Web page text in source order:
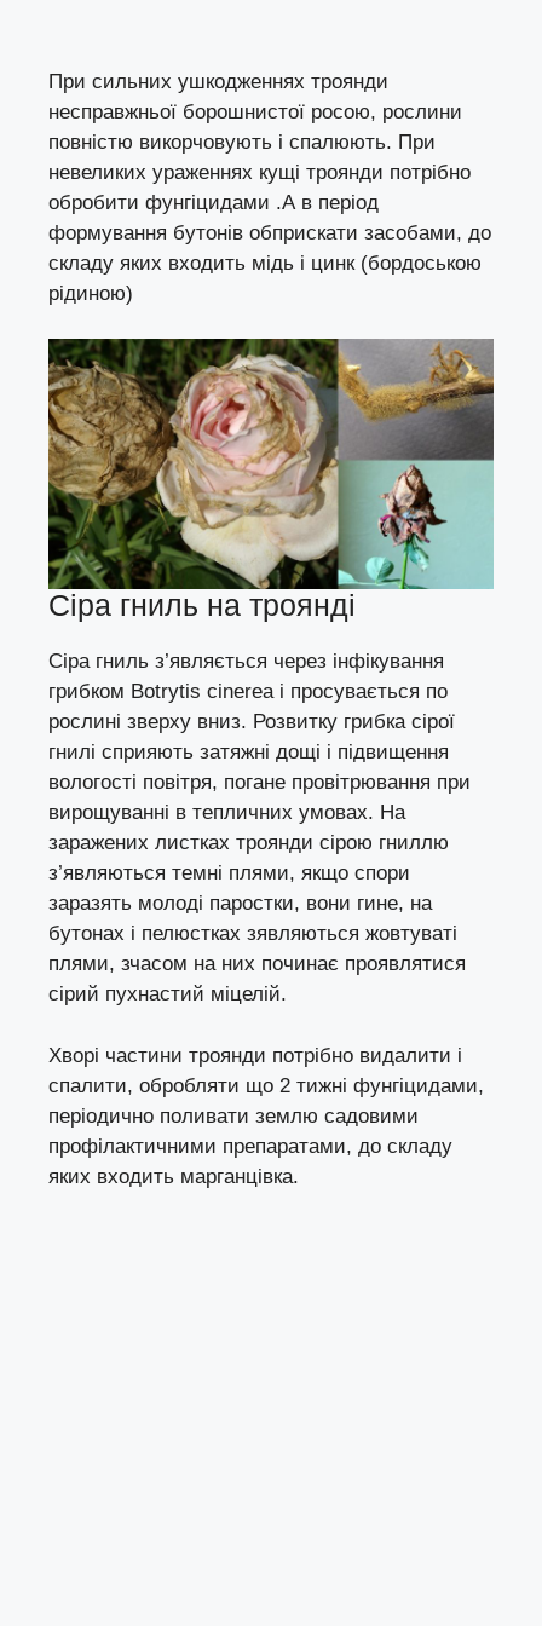
При сильних ушкодженнях троянди
несправжньої борошнистої росою, рослини
повністю викорчовують і спалюють. При
невеликих ураженнях кущі троянди потрібно
обробити фунгіцидами .А в період
формування бутонів обприскати засобами, до
складу яких входить мідь і цинк (бордоською
рідиною)
Сіра гниль на троянді
Сіра гниль з’являється через інфікування
грибком Botrytis cinerea і просувається по
рослині зверху вниз. Розвитку грибка сірої
гнилі сприяють затяжні дощі і підвищення
вологості повітря, погане провітрювання при
вирощуванні в тепличних умовах. На
заражених листках троянди сірою гниллю
з’являються темні плями, якщо спори
заразять молоді паростки, вони гине, на
бутонах і пелюстках зявляються жовтуваті
плями, зчасом на них починає проявлятися
сірий пухнастий міцелій.
Хворі частини троянди потрібно видалити і
спалити, обробляти що 2 тижні фунгіцидами,
періодично поливати землю садовими
профілактичними препаратами, до складу
яких входить марганцівка.